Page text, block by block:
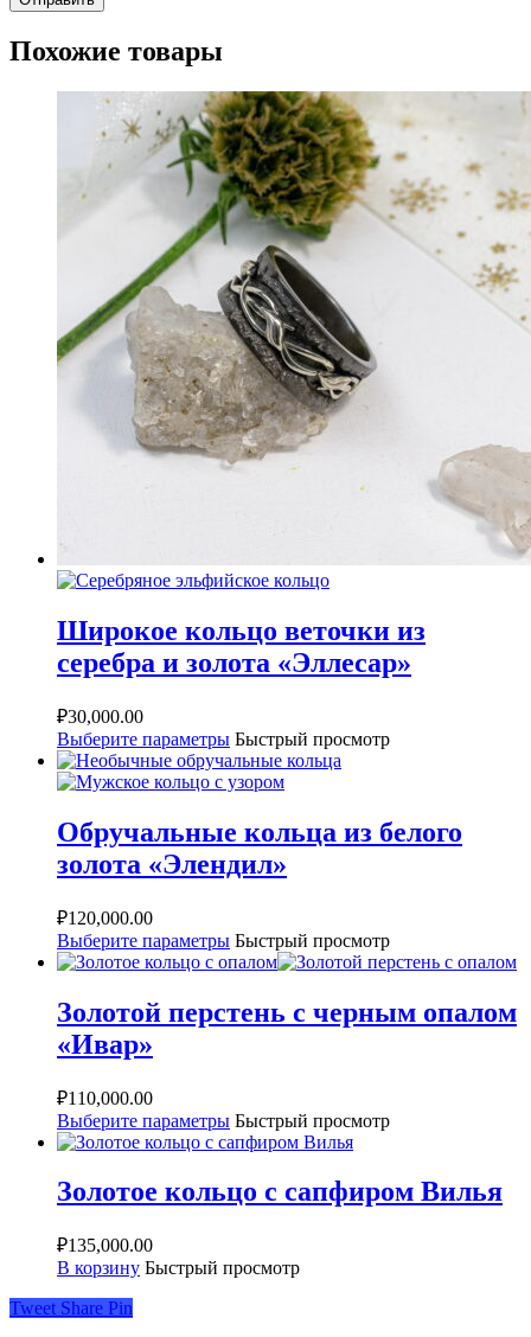
Похожие товары
Широкое кольцо веточки из
серебра и золота «Эллесар»
₽30,000.00
Выберите параметры Быстрый просмотр
Обручальные кольца из белого
золота «Элендил»
₽120,000.00
Выберите параметры Быстрый просмотр
Золотой перстень с черным опалом
«Ивар»
₽110,000.00
Выберите параметры Быстрый просмотр
Золотое кольцо с сапфиром Вилья
₽135,000.00
В корзину Быстрый просмотр
Tweet Share Pin